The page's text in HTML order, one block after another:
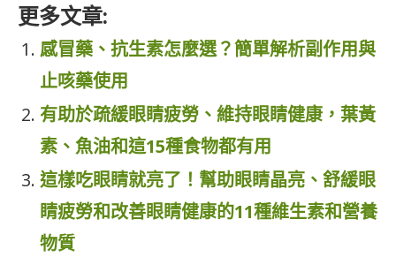
更多文章:
感冒藥、抗生素怎麼選？簡單解析副作用與
止咳藥使用
有助於疏緩眼睛疲勞、維持眼睛健康，葉黃
素、魚油和這15種食物都有用
這樣吃眼睛就亮了！幫助眼睛晶亮、舒緩眼
睛疲勞和改善眼睛健康的11種維生素和營養
物質